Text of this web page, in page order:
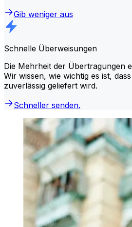
Gib weniger aus
Schnelle Überweisungen
Die Mehrheit der Übertragungen
Wir wissen, wie wichtig es ist,
zuverlässig geliefert wird.
Schneller senden.